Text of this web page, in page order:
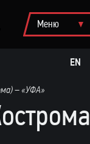
EN
– «УФА»